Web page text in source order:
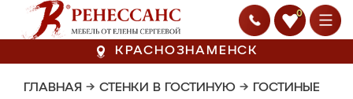
0
КРАСНОЗНАМЕНСК
ГЛАВНАЯ → СТЕНКИ В ГОСТИНУЮ → ГОСТИНЫЕ